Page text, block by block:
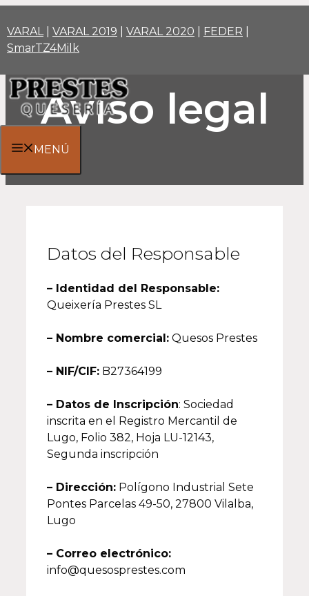
al
contenido
VARAL| VARAL 2019 VARAL 2020 FEDER
SmarTZ4Milk
MENÚ
Aviso legal
Datos del Responsable
– Identidad del Responsable:
Queixería Prestes SL
– Nombre comercial: Quesos Prestes
– NIF/CIF: B27364199
– Datos de Inscripción: Sociedad
inscrita en el Registro Mercantil de
Lugo, Folio 382, Hoja LU-12143,
Segunda inscripción
– Dirección: Polígono Industrial Sete
Pontes Parcelas 49-50, 27800 Vilalba,
Lugo
– Correo electrónico:
info@quesosprestes.com